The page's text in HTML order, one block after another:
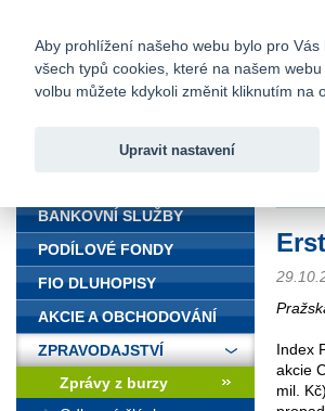
Fio banka
Index
akcie
mil.
BANKOVNÍ SLUŽBY
PODÍLOVÉ FONDY
FIO DLUHOPISY
AKCIE A OBCHODOVÁNÍ
ZPRAVODAJSTVÍ
Zprávy z burzy
Aby prohlížení našeho webu bylo pro
všech typů cookies, které na našem
volbu můžete kdykoli změnit kliknutím na
Upravit nastavení